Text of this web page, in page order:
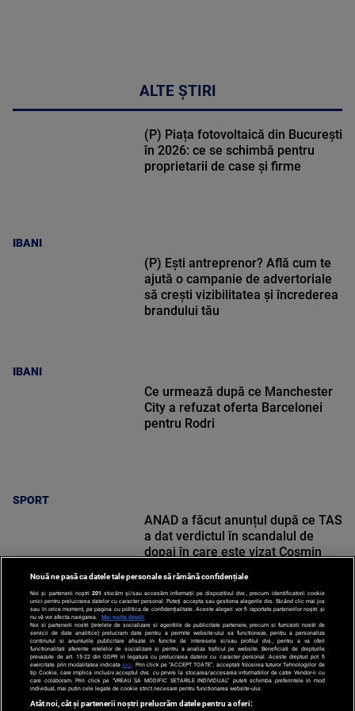
ALTE ȘTIRI
IBANI
(P) Piața fotovoltaică din București
în 2026: ce se schimbă pentru
proprietarii de case și firme
IBANI
(P) Ești antreprenor? Află cum te
ajută o campanie de advertoriale
să crești vizibilitatea și încrederea
brandului tău
SPORT
Ce urmează după ce Manchester
City a refuzat oferta Barcelonei
pentru Rodri
SPORT
ANAD a făcut anunțul după ce TAS
a dat verdictul în scandalul de
dopaj în care este vizat Cosmin
Nouă ne pasă ca datele tale personale să rămână confidențiale
Noi și partenerii noștri 201 stocăm și/sau accesăm informații pe dispozitivul dvs., precum identificatorii cookie
unici pentru prelucrarea datelor cu caracter personal. Puteți accepta sau gestiona alegerile dvs. făcând clic mai jos
sau în orice moment, pe pagina cu politica de confidențialitate. Aceste alegeri vor fi raportate partenerilor noștri și
nu vă vor afecta navigarea.
Mai multe detalii
Noi si partenerii nostri (retelele de socializare si agentiile de publicitate partenere, precum si furnizorii nostri de
servicii de date analitice) prelucram date pentru a permite website-ului sa functioneze, pentru a personaliza
continutul si anunturile publicitare afisate in functie de interesele si/sau profilul dvs., pentru a va oferi
functionalitati aferente retelelor de socializare si pentru a analiza traficul pe website. Beneficiati de drepturile
prevazute de art. 15-22 din GDPR in legatura cu prelucrarea datelor cu caracter personal. Aceste drepturi pot fi
exercitate prin modalitatea indicataaici . Prin click pe “ACCEPT TOATE”, acceptati folosirea tuturor Tehnologiilor de
tip Cookie, care implica inclusiv acceptul dvs. cu privire la stocarea/accesarea informatiilor de catre Vendor-ii cu
care colaboram. Prin click pe “VREAU SA MODIFIC SETARILE INDIVIDUAL” puteti schimba preferintele in mod
individual, mai putin cele legate de cookie strict necesare pentru functionarea website-ului.
Atât noi, cât și partenerii noștri prelucrăm datele pentru a oferi: